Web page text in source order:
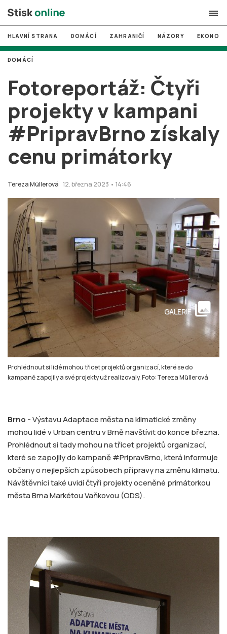
search
# MUNI
# Brno
# volby
login PŘIHLÁSIT SE
Zapomněli jste heslo?
HLAVNÍ STRANA DOMÁCÍ ZAHRANIČÍ NÁZORY
Fotoreportáž: Čtyři
projekty v kampani
#PripravBrno získaly
cenu primátorky
Tereza Müllerová 12. března 2023 • 14:46
DOMÁCÍ
Prohlédnout si lidé mohou třicet projektů organizací, které se do
kampaně zapojily a své projekty už realizovaly. Foto: Tereza Müllerová
GALERIE collections
Brno -Výstavu Adaptace města na klimatické změny
mohou lidé v Urban centru v Brně navštívit do konce března.
Prohlédnout si tady mohou na třicet projektů organizací,
které se zapojily do kampaně #PripravBrno, která informuje
občany o nejlepších způsobech přípravy na změnu klimatu.
Návštěvníci také uvidí čtyři projekty oceněné primátorkou
města Brna Markétou Vaňkovou (ODS).